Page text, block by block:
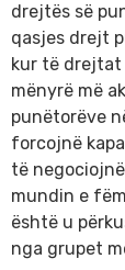
drejtës së
qasjes drejt
kur të drejtat
mënyrë më
punëtorëve
forcojnë
të
mundin e
është u
nga grupet